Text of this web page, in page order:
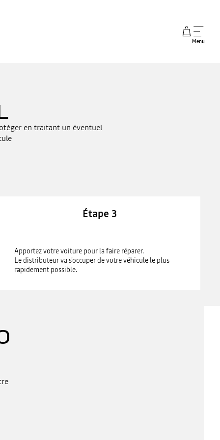
Menu
en traitant un éventuel
Étape 3
Apportez votre voiture pour la faire réparer.
Le distributeur va s'occuper de votre véhicule le plus
rapidement possible.